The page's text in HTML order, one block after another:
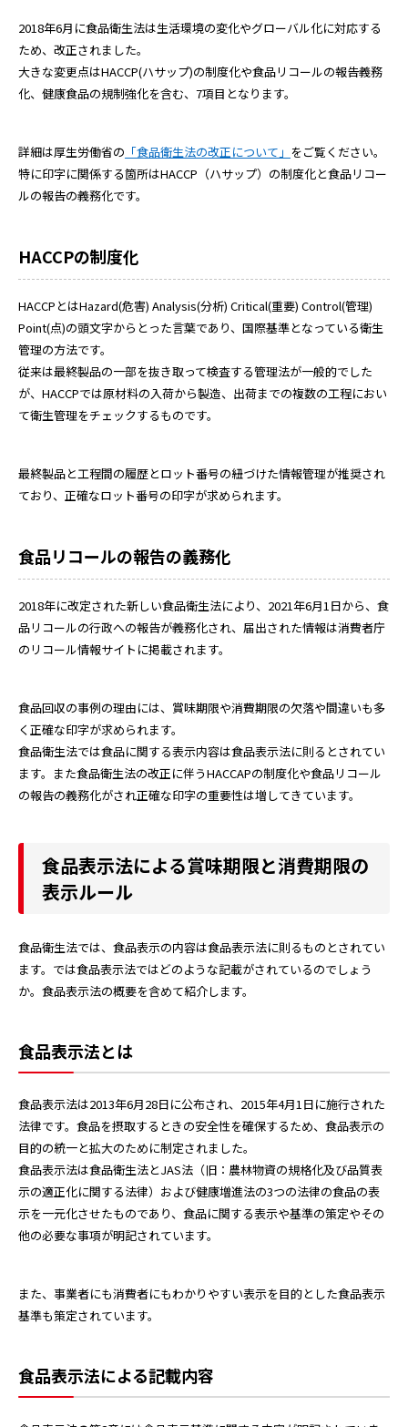
2018年6月に食品衛生法は生活環境の変化やグローバル化に対応する
ため、改正されました。
大きな変更点はHACCP(ハサップ)の制度化や食品リコールの報告義務
化、健康食品の規制強化を含む、7項目となります。
詳細は厚生労働省の 「食品衛生法の改正について」 をご覧ください。
特に印字に関係する箇所はHACCP（ハサップ）の制度化と食品リコー
ルの報告の義務化です。
HACCPの制度化
HACCPとはHazard(危害) Analysis(分析) Critical(重要) Control(管理)
Point(点)の頭文字からとった言葉であり、国際基準となっている衛生
管理の方法です。
従来は最終製品の一部を抜き取って検査する管理法が一般的でした
が、HACCPでは原材料の入荷から製造、出荷までの複数の工程におい
て衛生管理をチェックするものです。
最終製品と工程間の履歴とロット番号の紐づけた情報管理が推奨され
ており、正確なロット番号の印字が求められます。
食品リコールの報告の義務化
2018年に改定された新しい食品衛生法により、2021年6月1日から、食
品リコールの行政への報告が義務化され、届出された情報は消費者庁
のリコール情報サイトに掲載されます。
食品回収の事例の理由には、賞味期限や消費期限の欠落や間違いも多
く正確な印字が求められます。
食品衛生法では食品に関する表示内容は食品表示法に則るとされてい
ます。また食品衛生法の改正に伴うHACCAPの制度化や食品リコール
の報告の義務化がされ正確な印字の重要性は増してきています。
食品表示法による賞味期限と消費期限の
表示ルール
食品衛生法では、食品表示の内容は食品表示法に則るものとされてい
ます。では食品表示法ではどのような記載がされているのでしょう
か。食品表示法の概要を含めて紹介します。
食品表示法とは
食品表示法は2013年6月28日に公布され、2015年4月1日に施行された
法律です。食品を摂取するときの安全性を確保するため、食品表示の
目的の統一と拡大のために制定されました。
食品表示法は食品衛生法とJAS法（旧：農林物資の規格化及び品質表
示の適正化に関する法律）および健康増進法の3つの法律の食品の表
示を一元化させたものであり、食品に関する表示や基準の策定やその
他の必要な事項が明記されています。
また、事業者にも消費者にもわかりやすい表示を目的とした食品表示
基準も策定されています。
食品表示法による記載内容